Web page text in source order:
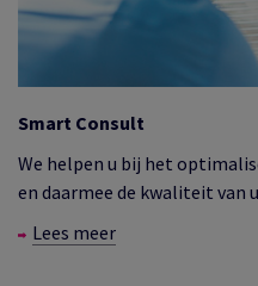
Smart Consult
We helpen u bij het
en daarmee de kwaliteit van
Lees meer